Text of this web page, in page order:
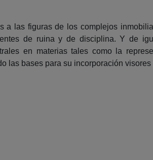
a las figuras de los complejos
de ruina y de disciplina. Y de
en materias tales como la
las bases para su incorporación visores